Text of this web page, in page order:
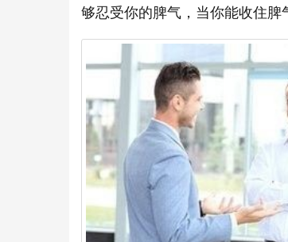
够忍受你的脾气，当你能收住脾